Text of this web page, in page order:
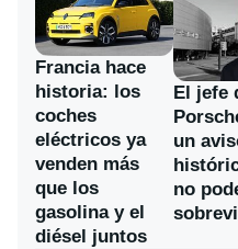
Francia hace
historia: los
coches
eléctricos ya
venden más
que los
gasolina y el
diésel juntos
El jefe
un
no